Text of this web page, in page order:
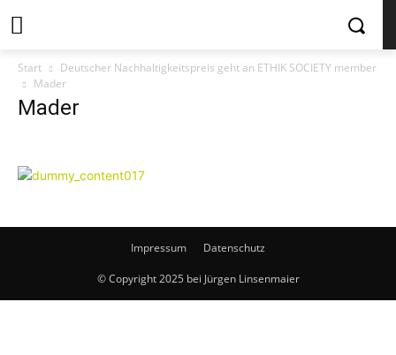
Start
Deutscher Nachhaltigkeitspreis geht an ETHIK SOCIETY member
Mader
Mader
Impressum Datenschutz
© Copyright 2025 bei Jürgen Linsenmaier